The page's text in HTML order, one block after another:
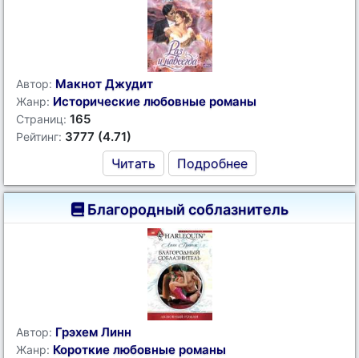
Автор: Макнот Джудит
Жанр: Исторические любовные романы
Страниц: 165
Рейтинг: 3777 (4.71)
Читать Подробнее
Благородный соблазнитель
Автор: Грэхем Линн
Жанр: Короткие любовные романы